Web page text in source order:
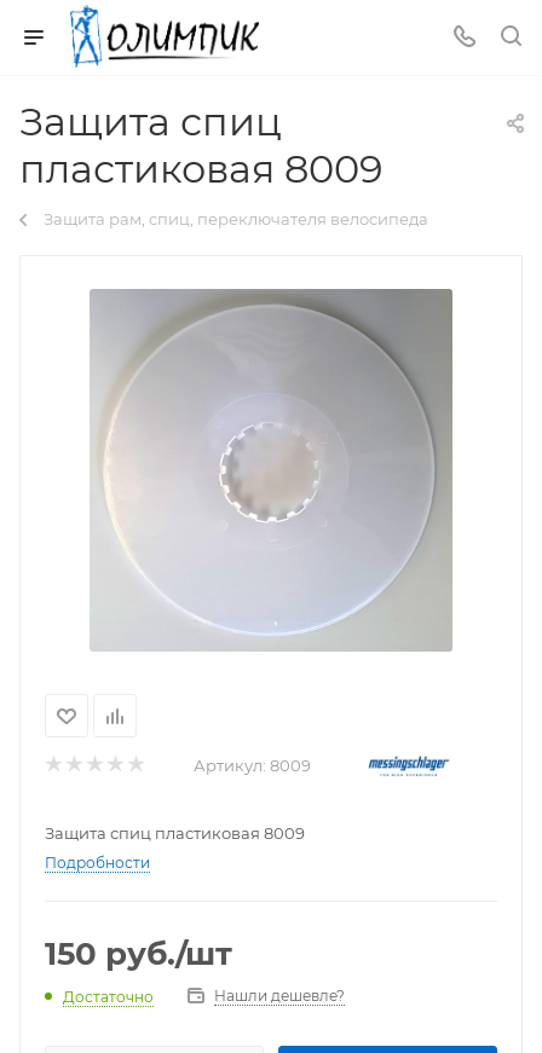
Защита спиц
пластиковая 8009
Защита рам, спиц, переключателя велосипеда
Артикул: 8009
Защита спиц пластиковая 8009
Подробности
150 руб./шт
Достаточно Нашли дешевле?